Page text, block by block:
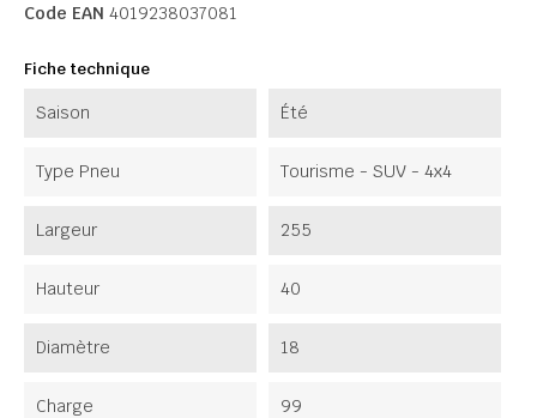
Code EAN 4019238037081
Fiche technique
Saison Été
Type Pneu Tourisme - SUV - 4x4
Largeur 255
Hauteur 40
Diamètre 18
Charge 99